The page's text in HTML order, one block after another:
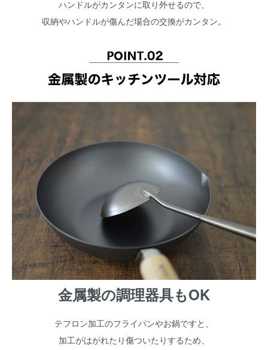
ハンドルがカンタンに取り外せるので、
収納やハンドルが傷んだ場合の交換がカンタン。
金属製の調理器具もOK
テフロン加工のフライパンやお鍋ですと、
加工がはがれたり傷ついたりするため、